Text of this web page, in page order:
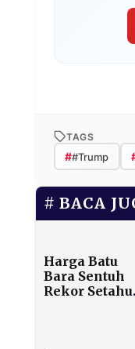
TAGS
##Trump
BACA
Harga Batu
Bara Sentuh
Rekor